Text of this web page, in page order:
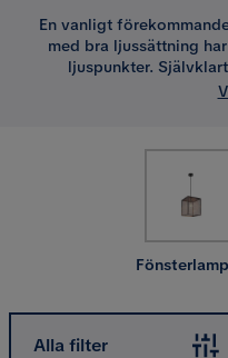
En vanligt
med bra ljussättning
ljuspunkter.
ljuspunkter vara
Dessutom är de så
de är släckta.
Alla filter